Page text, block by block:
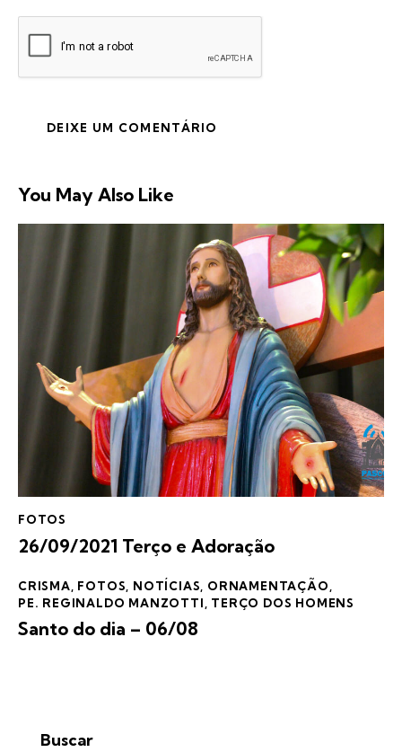
You May Also Like
FOTOS
26/09/2021 Terço e Adoração
CRISMA FOTOS NOTÍCIAS ORNAMENTAÇÃO
PE. REGINALDO MANZOTTI
TERÇO DOS HOMENS
Santo do dia – 06/08
Buscar